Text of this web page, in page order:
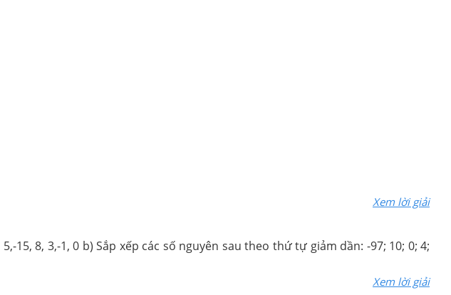
Xem lời giải
8, 3,-1, 0 b) Sắp xếp các số nguyên sau theo thứ tự giảm dần: -97; 10; 0; 4;
Xem lời giải